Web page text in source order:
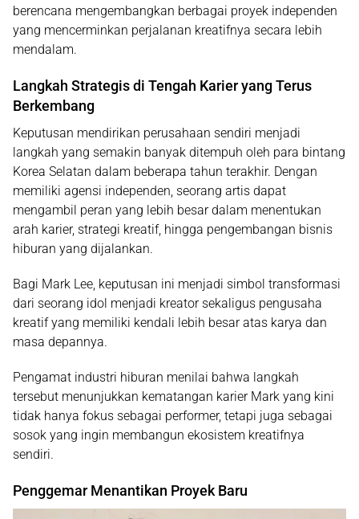
berencana mengembangkan berbagai proyek independen
yang mencerminkan perjalanan kreatifnya secara lebih
mendalam.
Langkah Strategis di Tengah Karier yang Terus
Berkembang
Keputusan mendirikan perusahaan sendiri menjadi
langkah yang semakin banyak ditempuh oleh para bintang
Korea Selatan dalam beberapa tahun terakhir. Dengan
memiliki agensi independen, seorang artis dapat
mengambil peran yang lebih besar dalam menentukan
arah karier, strategi kreatif, hingga pengembangan bisnis
hiburan yang dijalankan.
Bagi Mark Lee, keputusan ini menjadi simbol transformasi
dari seorang idol menjadi kreator sekaligus pengusaha
kreatif yang memiliki kendali lebih besar atas karya dan
masa depannya.
Pengamat industri hiburan menilai bahwa langkah
tersebut menunjukkan kematangan karier Mark yang kini
tidak hanya fokus sebagai performer, tetapi juga sebagai
sosok yang ingin membangun ekosistem kreatifnya
sendiri.
Penggemar Menantikan Proyek Baru